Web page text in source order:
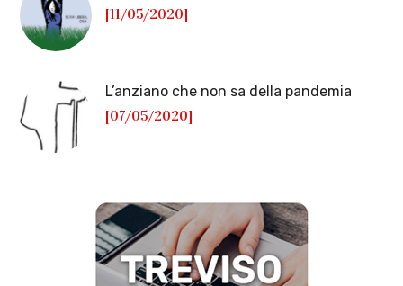
[11/05/2020]
L’anziano che non sa della pandemia
[07/05/2020]